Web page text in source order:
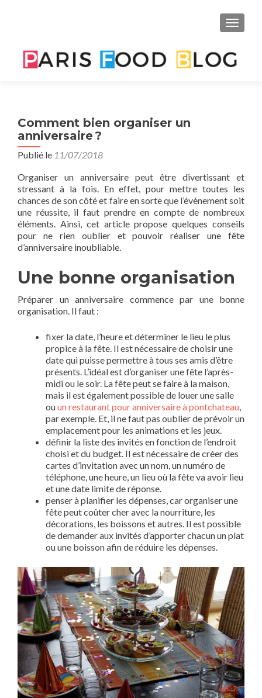
Comment bien organiser un
anniversaire ?
Publié le 11/07/2018
Organiser un anniversaire peut être divertissant et
stressant à la fois. En effet, pour mettre toutes les
chances de son côté et faire en sorte que l’évènement soit
une réussite, il faut prendre en compte de nombreux
éléments. Ainsi, cet article propose quelques conseils
pour ne rien oublier et pouvoir réaliser une fête
d’anniversaire inoubliable.
Une bonne organisation
Préparer un anniversaire commence par une bonne
organisation. Il faut :
fixer la date, l’heure et déterminer le lieu le plus
propice à la fête. Il est nécessaire de choisir une
date qui puisse permettre à tous ses amis d’être
présents. L’idéal est d’organiser une fête l’après-
midi ou le soir. La fête peut se faire à la maison,
mais il est également possible de louer une salle
ouun restaurant pour anniversaire à pontchateau,
par exemple. Et, il ne faut pas oublier de prévoir un
emplacement pour les animations et les jeux.
définir la liste des invités en fonction de l’endroit
choisi et du budget. Il est nécessaire de créer des
cartes d’invitation avec un nom, un numéro de
téléphone, une heure, un lieu où la fête va avoir lieu
et une date limite de réponse.
penser à planifier les dépenses, car organiser une
fête peut coûter cher avec la nourriture, les
décorations, les boissons et autres. Il est possible
de demander aux invités d’apporter chacun un plat
ou une boisson afin de réduire les dépenses.